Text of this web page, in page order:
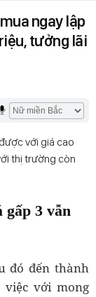
ngay lập
tưởng lãi
với giá cao
thị trường còn
gấp 3 vẫn
đó đến thành
việc với mong